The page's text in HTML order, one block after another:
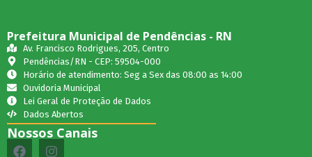
Prefeitura Municipal de Pendências - RN
Av. Francisco Rodrigues, 205, Centro
Pendências/RN - CEP: 59504-000
Horário de atendimento: Seg a Sex das 08:00 as 14:00
Ouvidoria Municipal
Lei Geral de Proteção de Dados
Dados Abertos
Nossos Canais